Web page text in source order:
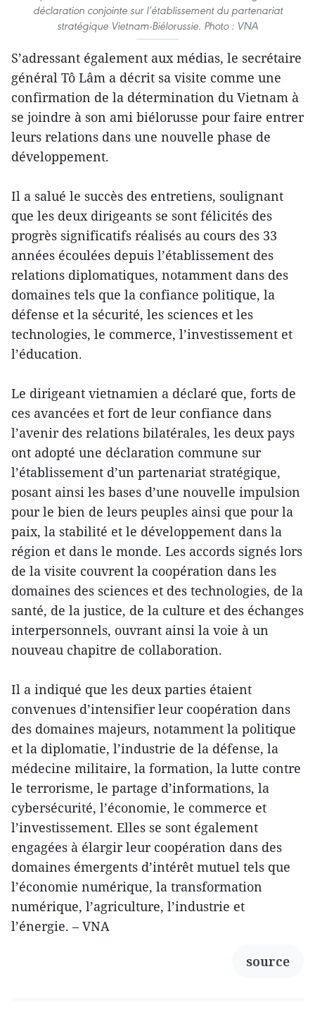
déclaration conjointe sur l’établissement du partenariat
stratégique Vietnam-Biélorussie. Photo : VNA
S’adressant également aux médias, le secrétaire
général Tô Lâm a décrit sa visite comme une
confirmation de la détermination du Vietnam à
se joindre à son ami biélorusse pour faire entrer
leurs relations dans une nouvelle phase de
développement.
Il a salué le succès des entretiens, soulignant
que les deux dirigeants se sont félicités des
progrès significatifs réalisés au cours des 33
années écoulées depuis l’établissement des
relations diplomatiques, notamment dans des
domaines tels que la confiance politique, la
défense et la sécurité, les sciences et les
technologies, le commerce, l’investissement et
l’éducation.
Le dirigeant vietnamien a déclaré que, forts de
ces avancées et fort de leur confiance dans
l’avenir des relations bilatérales, les deux pays
ont adopté une déclaration commune sur
l’établissement d’un partenariat stratégique,
posant ainsi les bases d’une nouvelle impulsion
pour le bien de leurs peuples ainsi que pour la
paix, la stabilité et le développement dans la
région et dans le monde. Les accords signés lors
de la visite couvrent la coopération dans les
domaines des sciences et des technologies, de la
santé, de la justice, de la culture et des échanges
interpersonnels, ouvrant ainsi la voie à un
nouveau chapitre de collaboration.
Il a indiqué que les deux parties étaient
convenues d’intensifier leur coopération dans
des domaines majeurs, notamment la politique
et la diplomatie, l’industrie de la défense, la
médecine militaire, la formation, la lutte contre
le terrorisme, le partage d’informations, la
cybersécurité, l’économie, le commerce et
l’investissement. Elles se sont également
engagées à élargir leur coopération dans des
domaines émergents d’intérêt mutuel tels que
l’économie numérique, la transformation
numérique, l’agriculture, l’industrie et
l’énergie. – VNA
source